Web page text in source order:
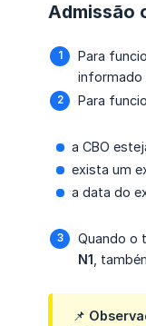
Admissão
Para
informado
Para
a CBO
exista um
a data do
Quando o
N1 ,
📌